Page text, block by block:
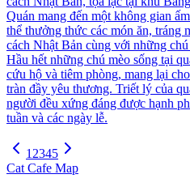
Quán mang đến một không gian
thể thưởng thức các món ăn, tráng
cách Nhật Bản cùng với những
Hầu hết những chú mèo sống tại
cứu hộ và tiêm phòng, mang lại
tràn đầy yêu thương. Triết lý của
người đều xứng đáng được hạnh
tuần và các ngày lễ.
1 2345
Cat Cafe Map